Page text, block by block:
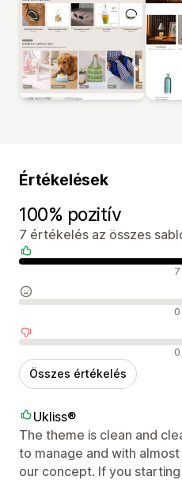
Értékelések
100% pozitív
7 értékelés az összes
Pozitív értékelések 7
Semleges értékelések 0
Negatív értékelések 0
Összes értékelés
Ukliss®
The theme is clean and
to manage and with
our concept. If you